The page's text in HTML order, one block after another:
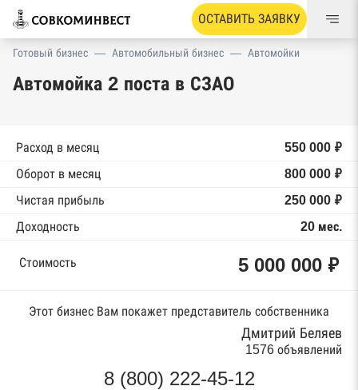
ОСТАВИТЬ ЗАЯВКУ
Готовый бизнес — Автомобильный бизнес — Автомойки
Автомойка 2 поста в СЗАО
Расход в месяц
550 000 ₽
Оборот в месяц
800 000 ₽
Чистая прибыль
250 000 ₽
Доходность
20 мес.
Стоимость 5 000 000 ₽
Этот бизнес Вам покажет представитель собственника
Дмитрий Беляев
1576 объявлений
8 (800) 222-45-12